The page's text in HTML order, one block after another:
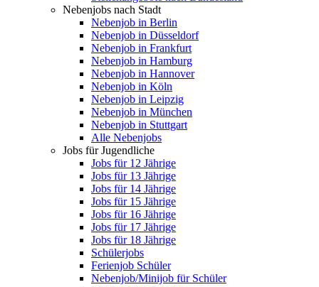
Nebenjobs nach Stadt
Nebenjob in Berlin
Nebenjob in Düsseldorf
Nebenjob in Frankfurt
Nebenjob in Hamburg
Nebenjob in Hannover
Nebenjob in Köln
Nebenjob in Leipzig
Nebenjob in München
Nebenjob in Stuttgart
Alle Nebenjobs
Jobs für Jugendliche
Jobs für 12 Jährige
Jobs für 13 Jährige
Jobs für 14 Jährige
Jobs für 15 Jährige
Jobs für 16 Jährige
Jobs für 17 Jährige
Jobs für 18 Jährige
Schülerjobs
Ferienjob Schüler
Nebenjob/Minijob für Schüler